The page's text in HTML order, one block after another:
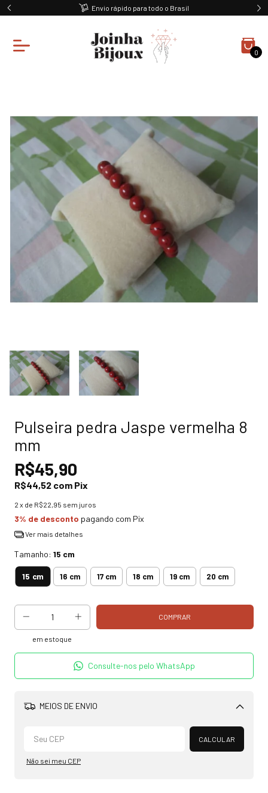
Envio rápido para todo o Brasil
0
Pulseira pedra Jaspe vermelha 8
mm
R$45,90
R$44,52 com Pix
2 x de R$22,95 sem juros
3% de desconto pagando com Pix
Ver mais detalhes
Tamanho: 15 cm
15 cm 16 cm 17 cm 18 cm 19 cm 20 cm
em estoque
Consulte-nos pelo WhatsApp
MEIOS DE ENVIO
Alterar CEP
CALCULAR
Não sei meu CEP